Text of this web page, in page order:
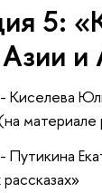
5:
- Киселева
материале
- Путикина